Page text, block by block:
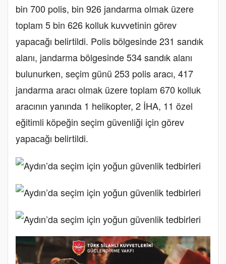
bin 700 polis, bin 926 jandarma olmak üzere
toplam 5 bin 626 kolluk kuvvetinin görev
yapacağı belirtildi. Polis bölgesinde 231 sandık
alanı, jandarma bölgesinde 534 sandık alanı
bulunurken, seçim günü 253 polis aracı, 417
jandarma aracı olmak üzere toplam 670 kolluk
aracının yanında 1 helikopter, 2 İHA, 11 özel
eğitimli köpeğin seçim güvenliği için görev
yapacağı belirtildi.